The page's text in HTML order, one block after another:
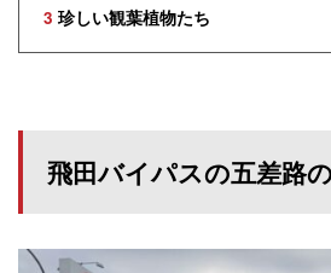
3 珍しい観葉植物たち
飛田バイパスの五差路